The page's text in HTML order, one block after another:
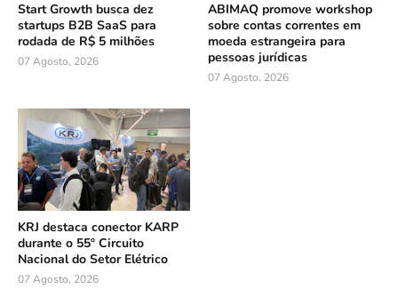
Start Growth busca dez
startups B2B SaaS para
rodada de R$ 5 milhões
07 Agosto, 2026
ABIMAQ promove workshop
sobre contas correntes em
moeda estrangeira para
pessoas jurídicas
07 Agosto, 2026
KRJ destaca conector KARP
durante o 55º Circuito
Nacional do Setor Elétrico
07 Agosto, 2026